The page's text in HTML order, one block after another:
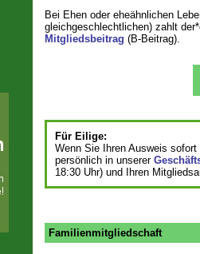
Bei Ehen oder eheähnlichen
gleichgeschlechtlichen) zahlt
Mitgliedsbeitrag (B-Beitrag).
Für Eilige:
Wenn Sie Ihren Ausweis
persönlich in unserer
18:30 Uhr) und Ihren
Familienmitgliedschaft